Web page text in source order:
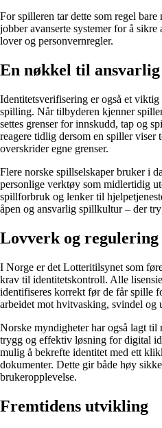
For spilleren tar dette som regel
jobber avanserte systemer for å
lover og personvernregler.
En nøkkel til
Identitetsverifisering er også et
spilling. Når tilbyderen kjenner
settes grenser for innskudd, tap og
reagere tidlig dersom en spiller viser
overskrider egne grenser.
Flere norske spillselskaper bruker i
personlige verktøy som midlertidig
spillforbruk og lenker til
åpen og ansvarlig spillkultur – der
Lovverk og regulering
I Norge er det Lotteritilsynet som
krav til identitetskontroll. Alle
identifiseres korrekt før de får spille
arbeidet mot hvitvasking, svindel og
Norske myndigheter har også lagt til
trygg og effektiv løsning for digital
mulig å bekrefte identitet med ett
dokumenter. Dette gir både høy
brukeropplevelse.
Fremtidens utvikling